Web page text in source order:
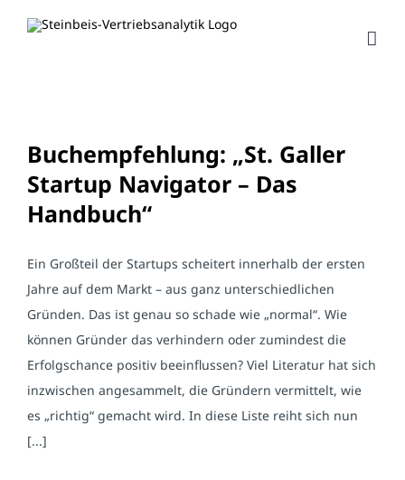
Inhalt
Buchempfehlung: „St. Galler
Startup Navigator – Das
Handbuch“
Ein Großteil der Startups scheitert innerhalb der ersten
Jahre auf dem Markt – aus ganz unterschiedlichen
Gründen. Das ist genau so schade wie „normal“. Wie
können Gründer das verhindern oder zumindest die
Erfolgschance positiv beeinflussen? Viel Literatur hat sich
inzwischen angesammelt, die Gründern vermittelt, wie
es „richtig“ gemacht wird. In diese Liste reiht sich nun
[...]